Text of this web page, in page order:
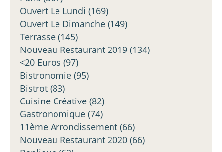
Ouvert Le Lundi (169)
Ouvert Le Dimanche (149)
Terrasse (145)
Nouveau Restaurant 2019 (134)
<20 Euros (97)
Bistronomie (95)
Bistrot (83)
Cuisine Créative (82)
Gastronomique (74)
11ème Arrondissement (66)
Nouveau Restaurant 2020 (66)